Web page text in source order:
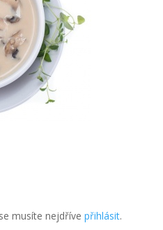
musíte nejdříve přihlásit.